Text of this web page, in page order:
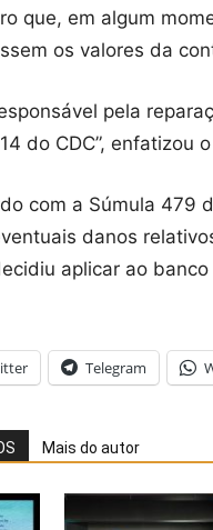
que, em algum
os valores da
pela
do CDC”, enfatizou
com a Súmula 479
danos
aplicar ao
Telegram
Mais do autor